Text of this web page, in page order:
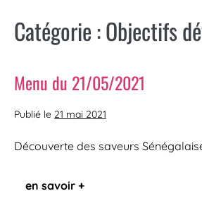
Catégorie :Objectifs
Menu du 21/05/2021
Publié le 21 mai 2021
Découverte des saveurs
en savoir +